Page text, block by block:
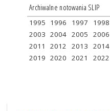
Archiwalne notowania SLIP
1995 1996 1997 1998
2003 2004 2005 2006
2011
2012 2013 2014
2019 2020 2021 2022